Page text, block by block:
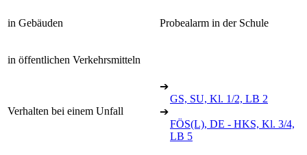
in Gebäuden Probealarm in der Schule
in öffentlichen Verkehrsmitteln
Verhalten bei einem Unfall
➔
GS, SU, Kl. 1/2, LB 2
➔
FÖS(L), DE - HKS, Kl. 3/4,
LB 5